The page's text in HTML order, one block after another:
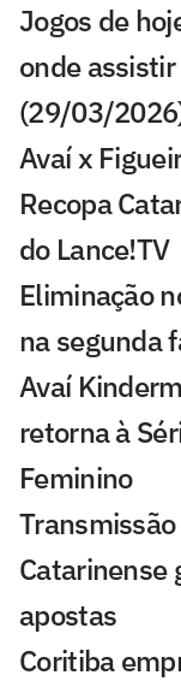
Jogos de
onde
(29/03/
Avaí x
Recopa
do Lance!TV
Eliminação
na segunda
Avaí
retorna à
Feminino
Catarinense
apostas
Coritiba